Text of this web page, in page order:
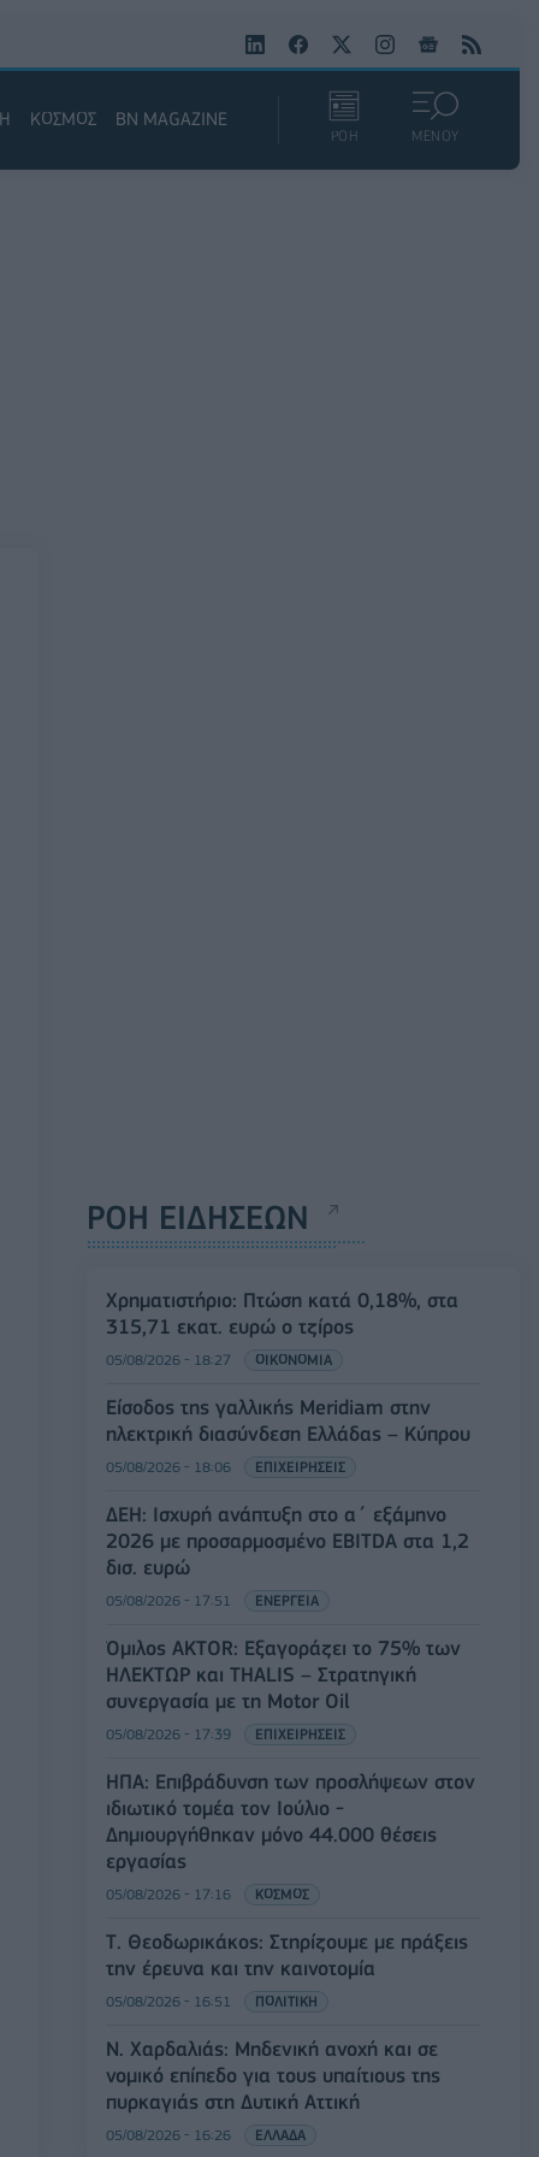
ΚΟΣΜΟΣ BN MAGAZINE
ΡΟΗ ΜΕΝΟΥ
ΡΟΗ ΕΙΔΗΣΕΩΝ
Χρηματιστήριο: Πτώση κατά 0,18%, στα
315,71 εκατ. ευρώ ο τζίρος
05/08/2026 - 18:27 ΟΙΚΟΝΟΜΙΑ
Είσοδος της γαλλικής Meridiam στην
ηλεκτρική διασύνδεση Ελλάδας – Κύπρου
05/08/2026 - 18:06 ΕΠΙΧΕΙΡΗΣΕΙΣ
ΔΕΗ: Ισχυρή ανάπτυξη στο α΄ εξάμηνο
2026 με προσαρμοσμένο EBITDA στα 1,2
δισ. ευρώ
05/08/2026 - 17:51 ΕΝΕΡΓΕΙΑ
Όμιλος AKTOR: Εξαγοράζει το 75% των
ΗΛΕΚΤΩΡ και THALIS – Στρατηγική
συνεργασία με τη Motor Oil
05/08/2026 - 17:39 ΕΠΙΧΕΙΡΗΣΕΙΣ
ΗΠΑ: Επιβράδυνση των προσλήψεων στον
ιδιωτικό τομέα τον Ιούλιο -
Δημιουργήθηκαν μόνο 44.000 θέσεις
εργασίας
05/08/2026 - 17:16 ΚΟΣΜΟΣ
Τ. Θεοδωρικάκος: Στηρίζουμε με πράξεις
την έρευνα και την καινοτομία
05/08/2026 - 16:51 ΠΟΛΙΤΙΚΗ
Ν. Χαρδαλιάς: Μηδενική ανοχή και σε
νομικό επίπεδο για τους υπαίτιους της
πυρκαγιάς στη Δυτική Αττική
05/08/2026 - 16:26 ΕΛΛΑΔΑ